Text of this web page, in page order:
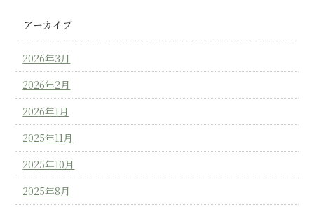
アーカイブ
2026年3月
2026年2月
2026年1月
2025年11月
2025年10月
2025年8月